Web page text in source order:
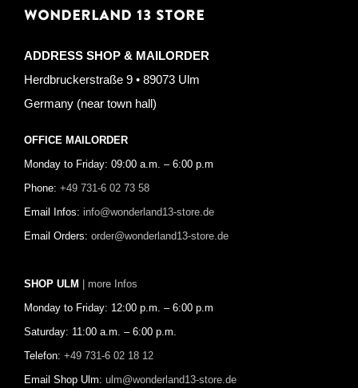
WONDERLAND 13 STORE
ADDRESS SHOP & MAILORDER
Herdbruckerstraße 9 • 89073 Ulm
Germany (near town hall)
OFFICE MAILORDER
Monday to Friday: 09:00 a.m. – 6:00 p.m
Phone: +49 731-6 02 73 58
Email Infos: info@wonderland13-store.de
Email Orders: order@wonderland13-store.de
SHOP ULM | more Infos
Monday to Friday: 12:00 p.m. – 6:00 p.m
Saturday: 11:00 a.m. – 6:00 p.m.
Telefon: +49 731-6 02 18 12
Email Shop Ulm: ulm@wonderland13-store.de